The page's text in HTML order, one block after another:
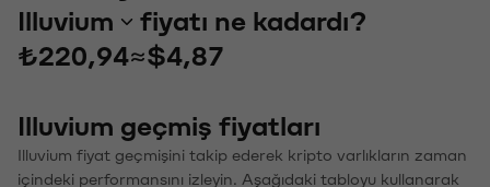
Illuvium
fiyatı ne kadardı?
₺220,94≈$4,87
Illuvium geçmiş fiyatları
Illuvium fiyat geçmişini takip ederek kripto varlıkların zaman
içindeki performansını izleyin. Aşağıdaki tabloyu kullanarak